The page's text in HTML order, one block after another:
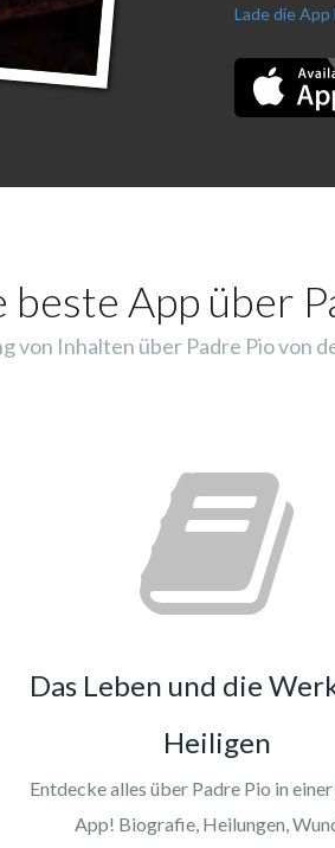
Lade die
beste App über
von Inhalten über Padre Pio von
Das Leben und die
Heiligen
Entdecke alles über Padre Pio in
App! Biografie, Heilungen,